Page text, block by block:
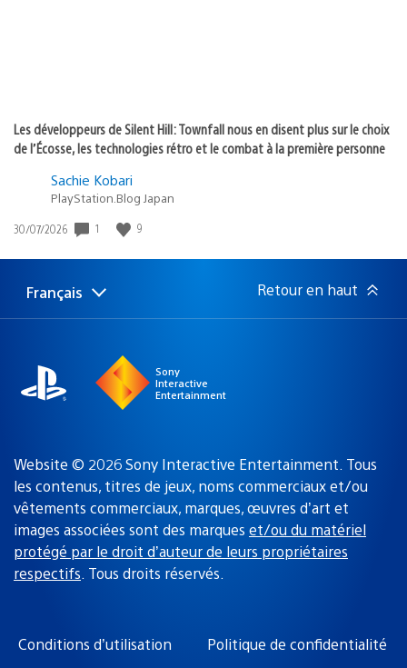
Les développeurs de Silent Hill: Townfall nous en disent plus sur le choix
de l’Écosse, les technologies rétro et le combat à la première personne
Sachie Kobari
PlayStation.Blog Japan
Date
publication
30/07/2026 1 9
Choisir
une
Région
actuelle
Français Retour en haut
Sony
Interactive
Entertainment
Website © 2026 Sony Interactive Entertainment. Tous
les contenus, titres de jeux, noms commerciaux et/ou
vêtements commerciaux, marques, œuvres d’art et
images associées sont des marques et/ou du matériel
protégé par le droit d’auteur de leurs propriétaires
respectifs. Tous droits réservés.
Conditions d’utilisation
Politique de confidentialité